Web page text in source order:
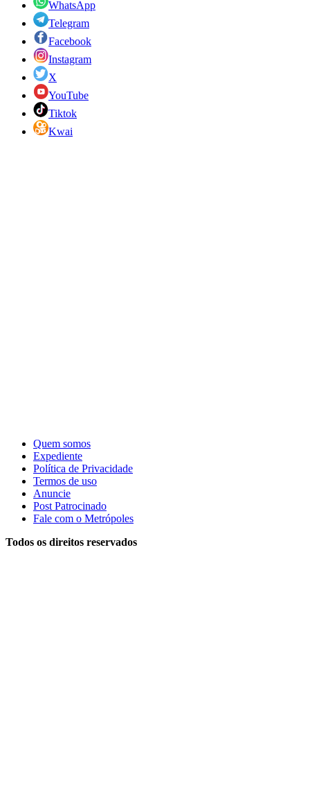
WhatsApp
Telegram
Facebook
Instagram
X
YouTube
Tiktok
Kwai
Quem somos
Expediente
Política de Privacidade
Termos de uso
Anuncie
Post Patrocinado
Fale com o Metrópoles
Todos os direitos reservados